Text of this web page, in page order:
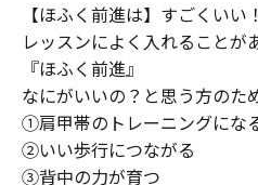
【ほふく前進は】すごくいい
レッスンによく入れることが
『ほふく前進』
なにがいいの？と思う方のた
①肩甲帯のトレーニングにな
②いい歩行につながる
③背中の力が育つ